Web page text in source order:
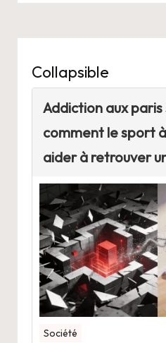
Collapsible
Addiction aux
comment le sport
aider à retrouver
Société